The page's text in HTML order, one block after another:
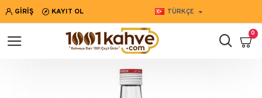
GIRIŞ KAYIT OL TÜRKÇE
0